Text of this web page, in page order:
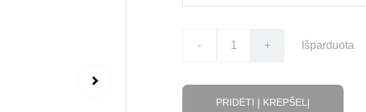
- + Išparduota
PRIDĖTI Į KREPŠELĮ